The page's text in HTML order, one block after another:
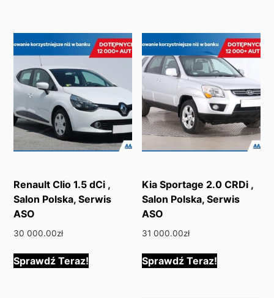
Renault Clio 1.5 dCi ,
Salon Polska, Serwis
ASO
30 000.00zł
Sprawdź Teraz!
Kia Sportage 2.0 CRDi ,
Salon Polska, Serwis
ASO
31 000.00zł
Sprawdź Teraz!